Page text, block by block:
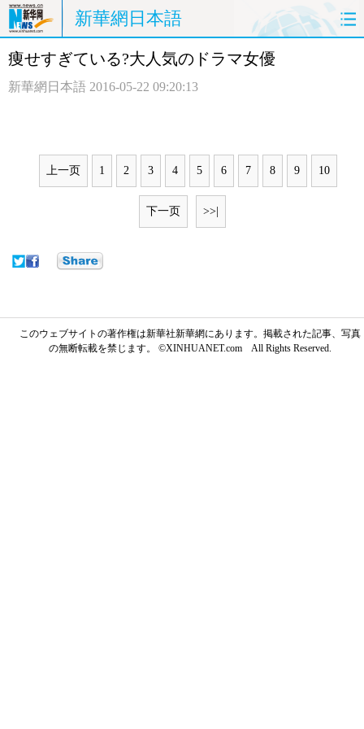
新華網日本語
ホームページ 政治
中日対訳
痩せすぎている?大人気のドラマ女優
新華網日本語 2016-05-22 09:20:13
上一页 1 2 3 4 5 6 7 8 9 10
下一页 >>|
このウェブサイトの著作権は新華社新華網にあります。掲載された記事、写真
の無断転載を禁じます。 ©XINHUANET.com All Rights Reserved.